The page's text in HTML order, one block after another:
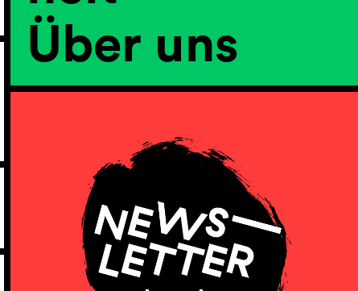
Über uns